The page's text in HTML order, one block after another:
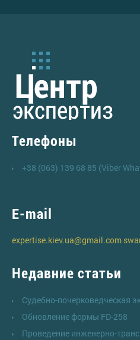
Телефоны
+38 (063) 139 68 85 (Viber
E-mail
expertise.kiev.ua@gmail.com
Недавние статьи
Судебно-почерковедческая
Обновление формы FD-258
Проведение инженерно-